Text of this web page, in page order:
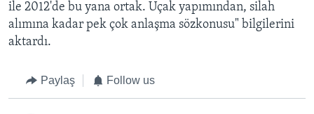
ile 2012'de bu yana ortak. Uçak yapımından, silah
alımına kadar pek çok anlaşma sözkonusu" bilgilerini
aktardı.
Paylaş Follow us